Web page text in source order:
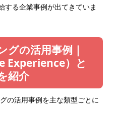
する企業事例が出てきていま
グの活用事例｜
Experience）と
紹介
の活用事例を主な類型ごとに